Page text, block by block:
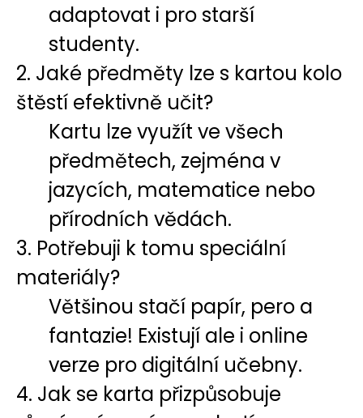
adaptovat i pro starší
studenty.
2. Jaké předměty lze s kartou kolo
štěstí efektivně učit?
Kartu lze využít ve všech
předmětech, zejména v
jazycích, matematice nebo
přírodních vědách.
3. Potřebuji k tomu speciální
materiály?
Většinou stačí papír, pero a
fantazie! Existují ale i online
verze pro digitální učebny.
4. Jak se karta přizpůsobuje